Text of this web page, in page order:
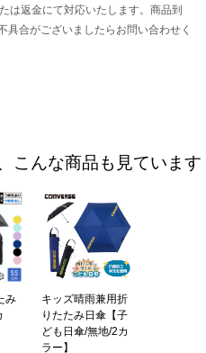
は返金にて対応いたします。商品到
具合がございましたらお問い合わせく
こんな商品も見ています
み
キッズ晴雨兼用折
りたたみ日傘【子
ども日傘/無地/2カ
ラー】